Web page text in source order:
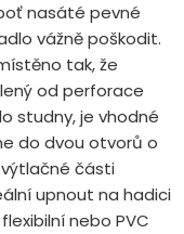
nasáté pevné
vážně poškodit.
tak, že
od perforace
studny, je vhodné
do dvou otvorů o
části
upnout na hadici
nebo PVC